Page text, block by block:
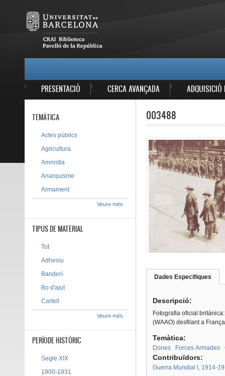
PRESENTACIÓ CERCA AVANÇADA ADQUISICIÓ
003488
Dades Especifiques
Descripció:
Fotografia oficial
(WAAO) desfilant a
Temàtica:
Dones Forces Armades
Contribuïdors:
Guerra Mundial I, 1914-
TEMÀTICA
Actes públics
Agricultura
Amnistia
Anarquisme
Armament
Veure més
TIPUS DE MATERIAL
Tot
Adhesiu
Banderí
Bo d'ajut
Cartell
Veure més
PERÍODE HISTÒRIC
Segle XIX
1900-1931